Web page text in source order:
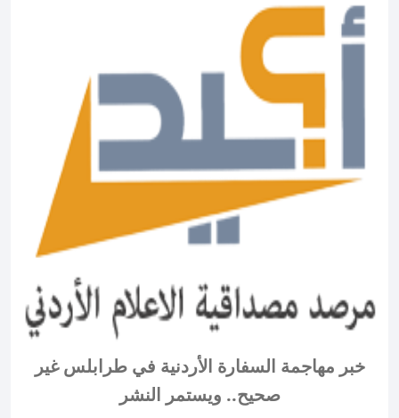
خبر مهاجمة السفارة الأردنية في طرابلس غير
صحيح.. ويستمر النشر